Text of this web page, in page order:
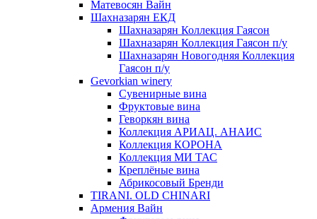
Матевосян Вайн
Шахназарян ЕКД
Шахназарян Коллекция Гаясон
Шахназарян Коллекция Гаясон п/у
Шахназарян Новогодняя Коллекция
Гаясон п/у
Gevorkian winery
Сувенирные вина
Фруктовые вина
Геворкян вина
Коллекция АРИАЦ. АНАИС
Коллекция КОРОНА
Коллекция МИ ТАС
Креплёные вина
Абрикосовый Бренди
TIRANI. OLD CHINARI
Армения Вайн